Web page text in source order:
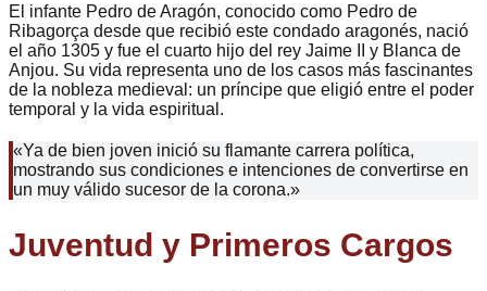
El infante Pedro de Aragón, conocido como Pedro de
Ribagorça desde que recibió este condado aragonés, nació
el año 1305 y fue el cuarto hijo del rey Jaime II y Blanca de
Anjou. Su vida representa uno de los casos más fascinantes
de la nobleza medieval: un príncipe que eligió entre el poder
temporal y la vida espiritual.
«Ya de bien joven inició su flamante carrera política,
mostrando sus condiciones e intenciones de convertirse en
un muy válido sucesor de la corona.»
Juventud y Primeros Cargos